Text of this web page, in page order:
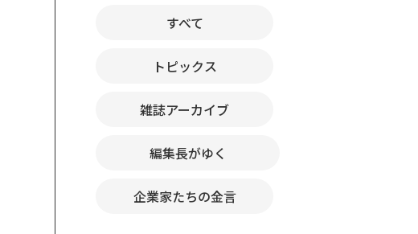
すべて
トピックス
雑誌アーカイブ
編集長がゆく
企業家たちの金言